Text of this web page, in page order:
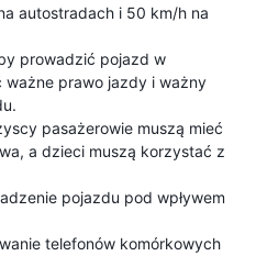
autostradach i 50 km/h na
prowadzić pojazd w
ważne prawo jazdy i ważny
pasażerowie muszą mieć
a dzieci muszą korzystać z
pojazdu pod wpływem
telefonów komórkowych